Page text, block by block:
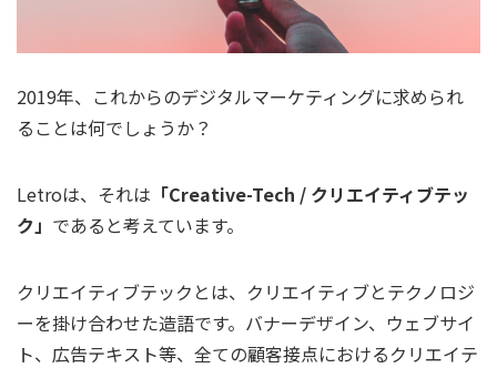
2019年、これからのデジタルマーケティングに求められ
ることは何でしょうか？
Letroは、それは 「Creative-Tech / クリエイティブテッ
ク」 であると考えています。
クリエイティブテックとは、クリエイティブとテクノロジ
ーを掛け合わせた造語です。バナーデザイン、ウェブサイ
ト、広告テキスト等、全ての顧客接点におけるクリエイテ